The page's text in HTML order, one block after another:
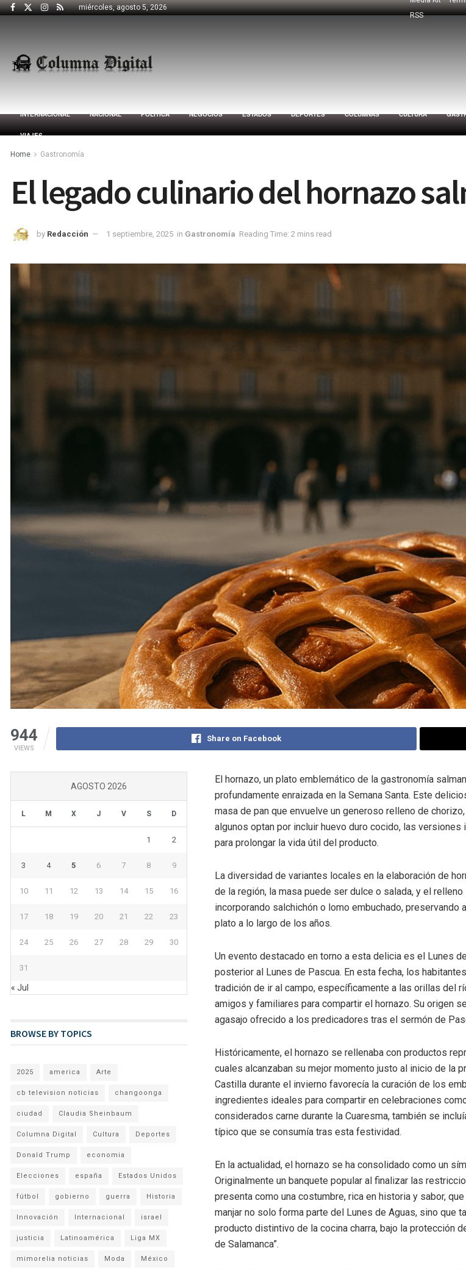
miércoles, agosto 5, 2026
RSS
INTERNACIONAL NACIONAL POLÍTICA NEGOCIOS ESTADOS DEPORTES COLUMNAS CULTURA
VIAJES
Home Gastronomía
El legado culinario del hornazo
by Redacción 1 septiembre, 2025 in Gastronomía Reading Time: 2 mins read
944
VIEWS
Share on Facebook
El hornazo, un plato emblemático de la gastronomía
profundamente enraizada en la Semana Santa. Este
masa de pan que envuelve un generoso relleno de
algunos optan por incluir huevo duro cocido, las
para prolongar la vida útil del producto.
La diversidad de variantes locales en la elaboración de
de la región, la masa puede ser dulce o salada, y el
incorporando salchichón o lomo embuchado,
plato a lo largo de los años.
Un evento destacado en torno a esta delicia es el Lunes
posterior al Lunes de Pascua. En esta fecha, los
tradición de ir al campo, específicamente a las orillas del
amigos y familiares para compartir el hornazo. Su origen
agasajo ofrecido a los predicadores tras el sermón de
Históricamente, el hornazo se rellenaba con productos
cuales alcanzaban su mejor momento justo al inicio de la
Castilla durante el invierno favorecía la curación de los
ingredientes ideales para compartir en celebraciones
considerados carne durante la Cuaresma, también se
típico que se consumía tras esta festividad.
En la actualidad, el hornazo se ha consolidado como un
Originalmente un banquete popular al finalizar las
presenta como una costumbre, rica en historia y sabor,
manjar no solo forma parte del Lunes de Aguas, sino que
producto distintivo de la cocina charra, bajo la protección
de Salamanca”.
AGOSTO 2026
L M X J V S D
1 2
3 4 5 6 7 8 9
10 11 12 13 14 15 16
17 18 19 20 21 22 23
24 25 26 27 28 29 30
31
« Jul
BROWSE BY TOPICS
2025 america Arte
cb television noticias changoonga
ciudad Claudia Sheinbaum
Columna Digital Cultura Deportes
Donald Trump economia
Elecciones españa Estados Unidos
fútbol gobierno guerra Historia
Innovación Internacional israel
justicia Latinoamérica Liga MX
mimorelia noticias Moda México